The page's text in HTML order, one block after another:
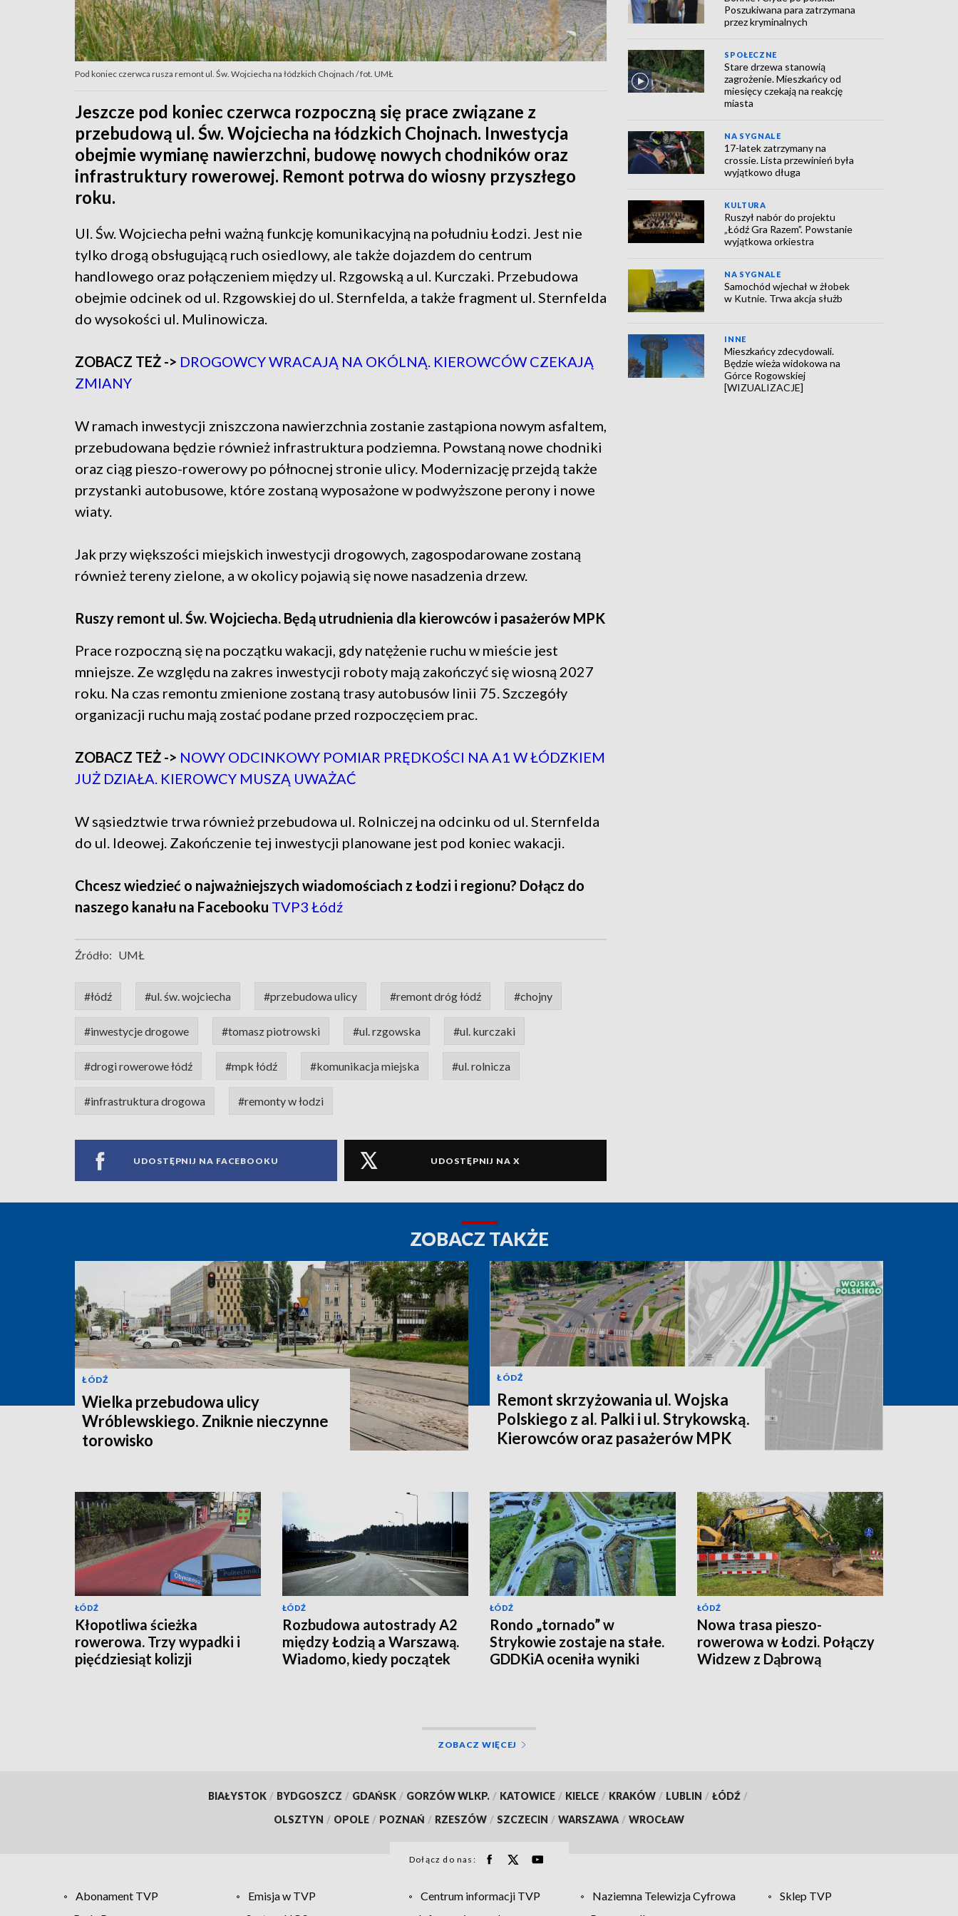
Pod koniec czerwca rusza remont ul. Św. Wojciecha na łódzkich Chojnach / fot. UMŁ
Jeszcze pod koniec czerwca rozpoczną się prace związane z
przebudową ul. Św. Wojciecha na łódzkich Chojnach. Inwestycja
obejmie wymianę nawierzchni, budowę nowych chodników oraz
infrastruktury rowerowej. Remont potrwa do wiosny przyszłego
roku.
Ul. Św. Wojciecha pełni ważną funkcję komunikacyjną na południu Łodzi. Jest nie
tylko drogą obsługującą ruch osiedlowy, ale także dojazdem do centrum
handlowego oraz połączeniem między ul. Rzgowską a ul. Kurczaki. Przebudowa
obejmie odcinek od ul. Rzgowskiej do ul. Sternfelda, a także fragment ul. Sternfelda
do wysokości ul. Mulinowicza.
ZOBACZ TEŻ -> DROGOWCY WRACAJĄ NA OKÓLNĄ. KIEROWCÓW CZEKAJĄ
ZMIANY
W ramach inwestycji zniszczona nawierzchnia zostanie zastąpiona nowym asfaltem,
przebudowana będzie również infrastruktura podziemna. Powstaną nowe chodniki
oraz ciąg pieszo-rowerowy po północnej stronie ulicy. Modernizację przejdą także
przystanki autobusowe, które zostaną wyposażone w podwyższone perony i nowe
wiaty.
Jak przy większości miejskich inwestycji drogowych, zagospodarowane zostaną
również tereny zielone, a w okolicy pojawią się nowe nasadzenia drzew.
Ruszy remont ul. Św. Wojciecha. Będą utrudnienia dla kierowców i pasażerów MPK
Prace rozpoczną się na początku wakacji, gdy natężenie ruchu w mieście jest
mniejsze. Ze względu na zakres inwestycji roboty mają zakończyć się wiosną 2027
roku. Na czas remontu zmienione zostaną trasy autobusów linii 75. Szczegóły
organizacji ruchu mają zostać podane przed rozpoczęciem prac.
ZOBACZ TEŻ -> NOWY ODCINKOWY POMIAR PRĘDKOŚCI NA A1 W ŁÓDZKIEM
JUŻ DZIAŁA. KIEROWCY MUSZĄ UWAŻAĆ
W sąsiedztwie trwa również przebudowa ul. Rolniczej na odcinku od ul. Sternfelda
do ul. Ideowej. Zakończenie tej inwestycji planowane jest pod koniec wakacji.
Chcesz wiedzieć o najważniejszych wiadomościach z Łodzi i regionu? Dołącz do
naszego kanału na Facebooku TVP3 Łódź
Źródło: UMŁ
#łódź #ul. św. wojciecha #przebudowa ulicy #remont dróg łódź #chojny
#inwestycje drogowe #tomasz piotrowski #ul. rzgowska #ul. kurczaki
#drogi rowerowe łódź #mpk łódź #komunikacja miejska #ul. rolnicza
#infrastruktura drogowa #remonty w łodzi
UDOSTĘPNIJ NA FACEBOOKU UDOSTĘPNIJ NA X
Poszukiwana para zatrzymana
przez kryminalnych
SPOŁECZNE
Stare drzewa stanowią
zagrożenie. Mieszkańcy od
miesięcy czekają na reakcję
miasta
NA SYGNALE
17-latek zatrzymany na
crossie. Lista przewinień była
wyjątkowo długa
KULTURA
Ruszył nabór do projektu
„Łódź Gra Razem”. Powstanie
wyjątkowa orkiestra
NA SYGNALE
Samochód wjechał w żłobek
w Kutnie. Trwa akcja służb
INNE
Mieszkańcy zdecydowali.
Będzie wieża widokowa na
Górce Rogowskiej
[WIZUALIZACJE]
ZOBACZ TAKŻE
ŁÓDŹ
Wielka przebudowa ulicy
Wróblewskiego. Zniknie nieczynne
torowisko
ŁÓDŹ
Remont skrzyżowania ul. Wojska
Polskiego z al. Palki i ul. Strykowską.
Kierowców oraz pasażerów MPK
ŁÓDŹ
Kłopotliwa ścieżka
rowerowa. Trzy wypadki i
pięćdziesiąt kolizji
ŁÓDŹ
Rozbudowa autostrady A2
między Łodzią a Warszawą.
Wiadomo, kiedy początek
ŁÓDŹ
Rondo „tornado” w
Strykowie zostaje na stałe.
GDDKiA oceniła wyniki
ŁÓDŹ
Nowa trasa pieszo-
rowerowa w Łodzi. Połączy
Widzew z Dąbrową
ZOBACZ WIĘCEJ
BIAŁYSTOK / BYDGOSZCZ / GDAŃSK / GORZÓW WLKP. / KATOWICE / KIELCE / KRAKÓW / LUBLIN / ŁÓDŹ /
OLSZTYN / OPOLE / POZNAŃ / RZESZÓW / SZCZECIN / WARSZAWA / WROCŁAW
Dołącz do nas:
Abonament TVP Emisja w TVP Centrum informacji TVP Naziemna Telewizja Cyfrowa
Sklep TVP